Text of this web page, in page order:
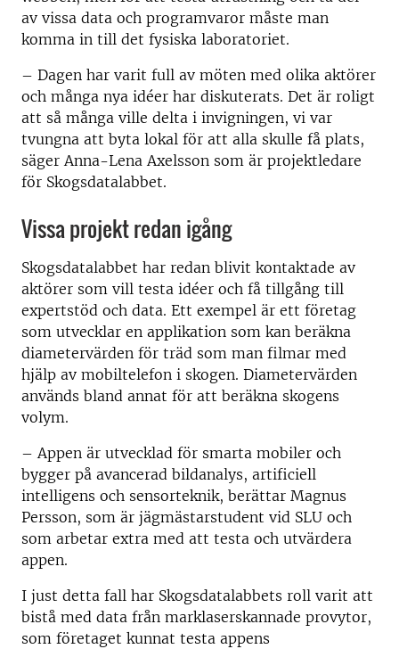
av vissa data och programvaror måste man
komma in till det fysiska laboratoriet.
– Dagen har varit full av möten med olika aktörer
och många nya idéer har diskuterats. Det är roligt
att så många ville delta i invigningen, vi var
tvungna att byta lokal för att alla skulle få plats,
säger Anna-Lena Axelsson som är projektledare
för Skogsdatalabbet.
Vissa projekt redan igång
Skogsdatalabbet har redan blivit kontaktade av
aktörer som vill testa idéer och få tillgång till
expertstöd och data. Ett exempel är ett företag
som utvecklar en applikation som kan beräkna
diametervärden för träd som man filmar med
hjälp av mobiltelefon i skogen. Diametervärden
används bland annat för att beräkna skogens
volym.
– Appen är utvecklad för smarta mobiler och
bygger på avancerad bildanalys, artificiell
intelligens och sensorteknik, berättar Magnus
Persson, som är jägmästarstudent vid SLU och
som arbetar extra med att testa och utvärdera
appen.
I just detta fall har Skogsdatalabbets roll varit att
bistå med data från marklaserskannade provytor,
som företaget kunnat testa appens